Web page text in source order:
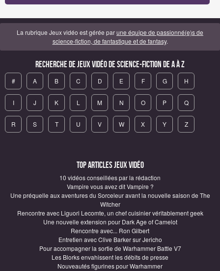
La rubrique Jeux vidéo est gérée parune équipe de passionné(e)s de
science-fiction, de fantastique et de fantasy.
Recherche de Jeux vidéo de science-fiction de A à Z
# A B C D E F G H
I J K L M N O P Q
R S T U V W X Y Z
Top articles Jeux vidéo
10 vidéos conseillées par la rédaction
Vampire vous avez dit Vampire ?
Une préquelle aux aventures du Sorceleur avant la nouvelle saison de The
Witcher
Rencontre avec Liguori Lecomte, un chef cuisinier véritablement geek
Une nouvelle extension pour Dark Age of Camelot
Rencontre avec... Ron Gilbert
Entretien avec Clive Barker sur Jericho
Pour accompagner la sortie de Warhammer Battle V7
Les Blorks envahissent les débits de presse
Nouveautés figurines pour Warhammer